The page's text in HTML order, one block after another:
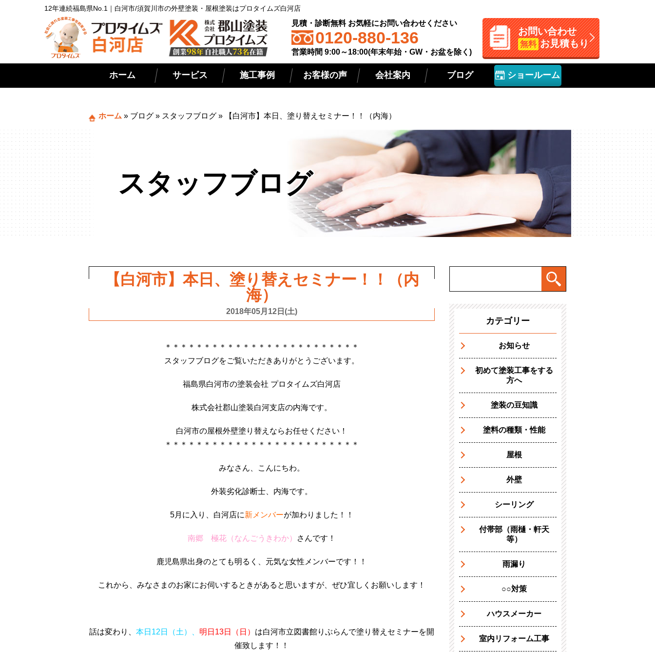
12年連続福島県No.1｜白河市/須賀川市の外壁塗装・屋根塗装はプロタイムズ白河店
見積・診断無料 お気軽にお問い合わせください
0120-880-136
営業時間 9:00～18:00(年末年始・GW・お盆を除く)
お問い合わせ
無料 お見積もり
ホーム サービス 施工事例 お客様の声 会社案内 ブログ ショールーム
ホーム » ブログ » スタッフブログ » 【白河市】本日、塗り替えセミナー！！（内海）
スタッフブログ
【白河市】本日、塗り替えセミナー！！（内
海）
2018年05月12日(土)
＊＊＊＊＊＊＊＊＊＊＊＊＊＊＊＊＊＊＊＊＊＊＊＊＊
スタッフブログをご覧いただきありがとうございます。
福島県白河市の塗装会社 プロタイムズ白河店
株式会社郡山塗装白河支店の内海です。
白河市の屋根外壁塗り替えならお任せください！
＊＊＊＊＊＊＊＊＊＊＊＊＊＊＊＊＊＊＊＊＊＊＊＊＊
みなさん、こんにちわ。
外装劣化診断士、内海です。
5月に入り、白河店に新メンバーが加わりました！！
南郷 極花（なんごうきわか） さんです！
鹿児島県出身のとても明るく、元気な女性メンバーです！！
これから、みなさまのお家にお伺いするときがあると思いますが、ぜひ宜しくお願いします！
話は変わり、 本日12日（土）、 明日13日（日） は白河市立図書館りぶらんで塗り替えセミナーを開
催致します！！
カテゴリー
お知らせ
初めて塗装工事をする
方へ
塗装の豆知識
塗料の種類・性能
屋根
外壁
シーリング
付帯部（雨樋・軒天
等）
雨漏り
○○対策
ハウスメーカー
室内リフォーム工事